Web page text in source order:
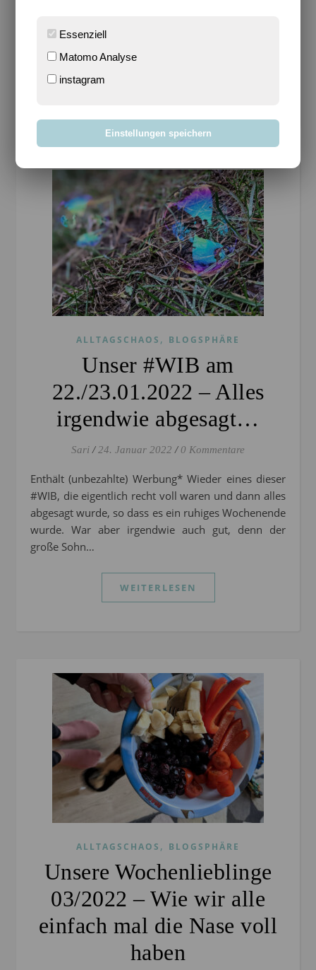
Insgesamt testete ich 4 neue Rezepte. An einem Tag
ALLTAGSCHAOS , BLOGSPHÄRE
Unser #WIB am
22./23.01.2022 – Alles
irgendwie abgesagt…
Sari / 24. Januar 2022 / 0 Kommentare
Enthält (unbezahlte) Werbung* Wieder eines dieser
#WIB, die eigentlich recht voll waren und dann alles
abgesagt wurde, so dass es ein ruhiges Wochenende
wurde. War aber irgendwie auch gut, denn der
große Sohn…
WEITERLESEN
ALLTAGSCHAOS , BLOGSPHÄRE
Unsere Wochenlieblinge
03/2022 – Wie wir alle
einfach mal die Nase voll
haben
Essenziell
Matomo Analyse
instagram
Einstellungen speichern